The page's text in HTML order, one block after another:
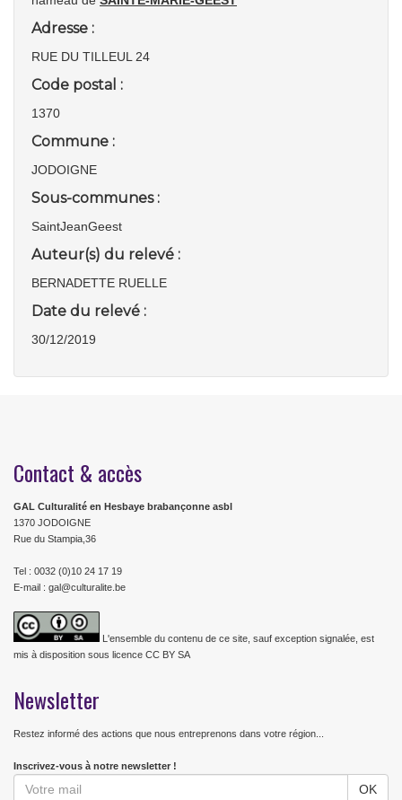
Adresse :
RUE DU TILLEUL 24
Code postal :
1370
Commune :
JODOIGNE
Sous-communes :
SaintJeanGeest
Auteur(s) du relevé :
BERNADETTE RUELLE
Date du relevé :
30/12/2019
Contact & accès
GAL Culturalité en Hesbaye brabançonne asbl
1370 JODOIGNE
Rue du Stampia,36
Tel : 0032 (0)10 24 17 19
E-mail : gal@culturalite.be
L'ensemble du contenu de ce site, sauf exception signalée, est
mis à disposition sous licence CC BY SA
Newsletter
Restez informé des actions que nous entreprenons dans votre région...
Inscrivez-vous à notre newsletter !